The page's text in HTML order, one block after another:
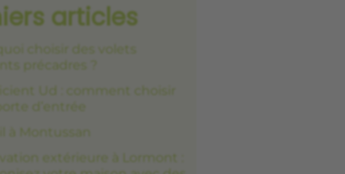
articles
choisir des volets
précadres ?
Ud : comment choisir
d’entrée
à Montussan
extérieure à Lormont :